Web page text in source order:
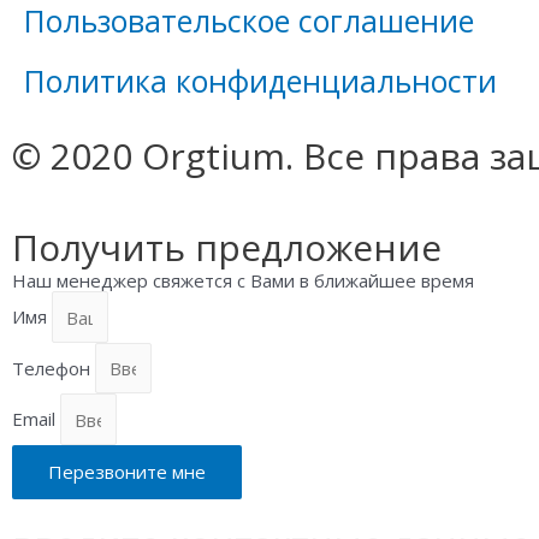
Пользовательское соглашение
Политика конфиденциальности​
© 2020 Orgtium. Все права
Получить предложение
Наш менеджер свяжется с Вами в ближайшее время
Имя
Телефон
Email
Перезвоните мне